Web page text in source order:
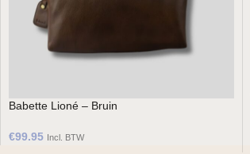
Babette Lioné – Bruin
€99.95 Incl. BTW